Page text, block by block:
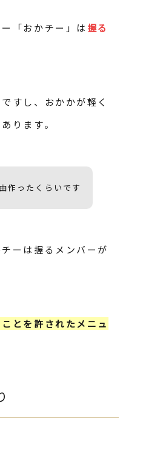
「おかチー」は 握る
すし、おかかが軽く
ります。
作ったくらいです
ーは握るメンバーが
とを許されたメニュ